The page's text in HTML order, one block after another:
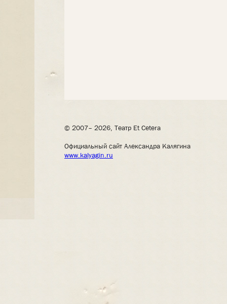
© 2007– 2026, Театр Et Cetera
Официальный сайт Александра Калягина
www.kalyagin.ru